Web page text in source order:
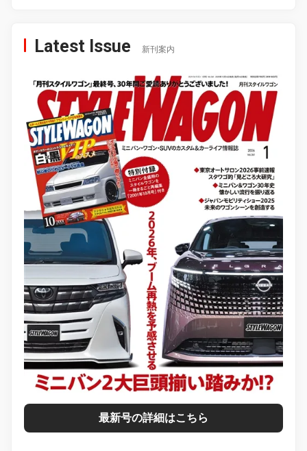
Latest Issue 新刊案内
最新号の詳細はこちら